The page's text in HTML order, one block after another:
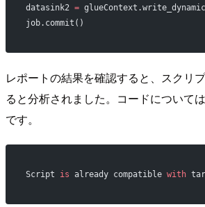
datasink2 =
job.commit()
レポートの結果を確認すると、スクリ
ると分析されました。コードについて
です。
Script is already compatible with